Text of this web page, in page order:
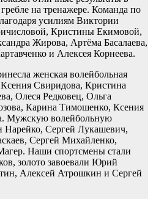
на тренажере. Команда по
усилиям Виктории
Кристины Екимовой,
Жирова, Артёма Басалаева,
и Алексея Корнеева.
женская волейбольная
Свиридова, Кристина
Олеся Редковец, Ольга
Карина Тимошенко, Ксения
Мужскую волейбольную
Нарейко, Сергей Лукашевич,
Сергей Михайленко,
Наши спортсмены стали
золото завоевали Юрий
Алексей Атрошкин и Сергей